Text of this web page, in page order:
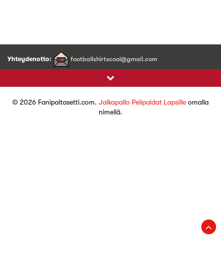
Yhteydenotto: footballshirtscool@gmail.com
© 2026 Fanipaitasetti.com. Jalkapallo Pelipaidat Lapsille omalla
nimellä.